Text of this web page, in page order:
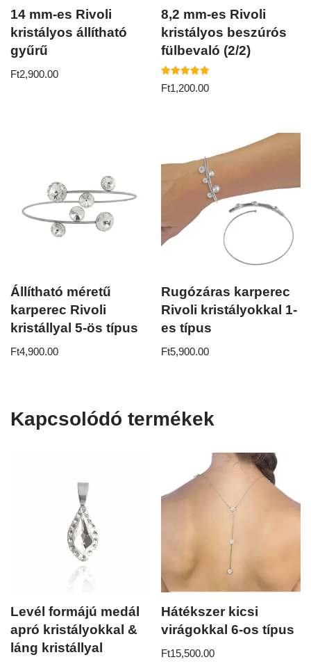
14 mm-es Rivoli
kristályos állítható
gyűrű
Ft2,900.00
8,2 mm-es Rivoli
kristályos beszúrós
fülbevaló (2/2)
Értékelés:
5.00
Ft1,200.00
Állítható méretű
karperec Rivoli
kristállyal 5-ös típus
Ft4,900.00
Rugózáras karperec
Rivoli kristályokkal 1-
es típus
Ft5,900.00
Kapcsolódó termékek
Levél formájú medál
apró kristályokkal &
láng kristállyal
Hátékszer kicsi
virágokkal 6-os típus
Ft15,500.00